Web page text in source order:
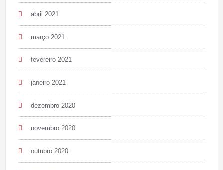
abril 2021
março 2021
fevereiro 2021
janeiro 2021
dezembro 2020
novembro 2020
outubro 2020